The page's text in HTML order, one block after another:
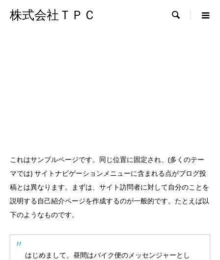
株式会社ＴＰＣ 
これはサンプルページです。同じ位置に固定され、(多くのテー
マでは) サイトナビゲーションメニューに含まれる点がブログ投
稿とは異なります。まずは、サイト訪問者に対して自分のことを
説明する自己紹介ページを作成するのが一般的です。たとえば以
下のようなものです。
はじめまして。昼間はバイク便のメッセンジャーとし